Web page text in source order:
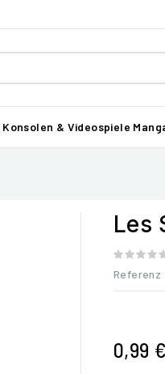
Konsolen & Videospiele
Les
Referenz
0,99 €